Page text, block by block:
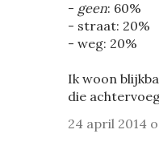
- geen: 60%
- straat: 20%
- weg: 20%
Ik woon
die
24 april 2014